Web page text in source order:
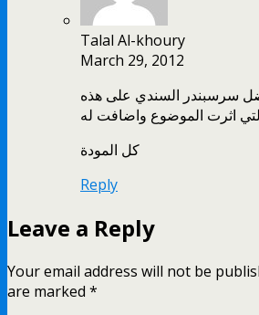
Talal Al-khoury
March 29, 2012
سرسبندر السندي على هذه
اثرت الموضوع واضافت له
كل المودة
Reply
Leave a Reply
Your email address will not be
are marked *